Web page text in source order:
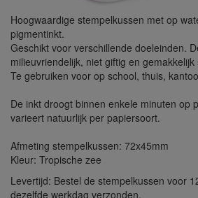
Hoogwaardige stempelkussen met op
pigmentinkt.
Geschikt voor verschillende doeleinden.
milieuvriendelijk, niet giftig en
Te gebruiken voor op school, thuis,
De inkt droogt binnen enkele minuten op
varieert natuurlijk per papiersoort.
Afmeting stempelkussen: 72x45mm
Kleur: Tropische zee
Levertijd: Bestel de stempelkussen voor
dezelfde werkdag verzonden.